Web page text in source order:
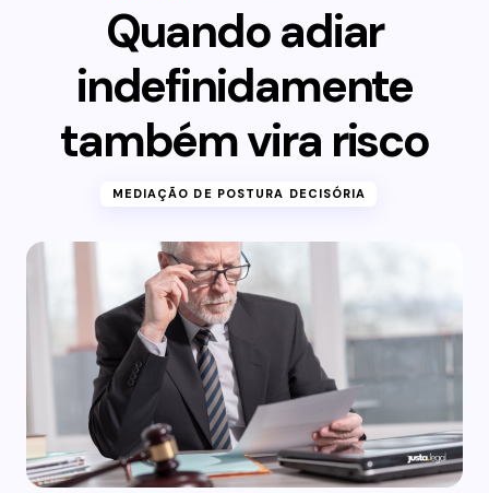
Quando adiar
indefinidamente
também vira risco
MEDIAÇÃO DE POSTURA DECISÓRIA